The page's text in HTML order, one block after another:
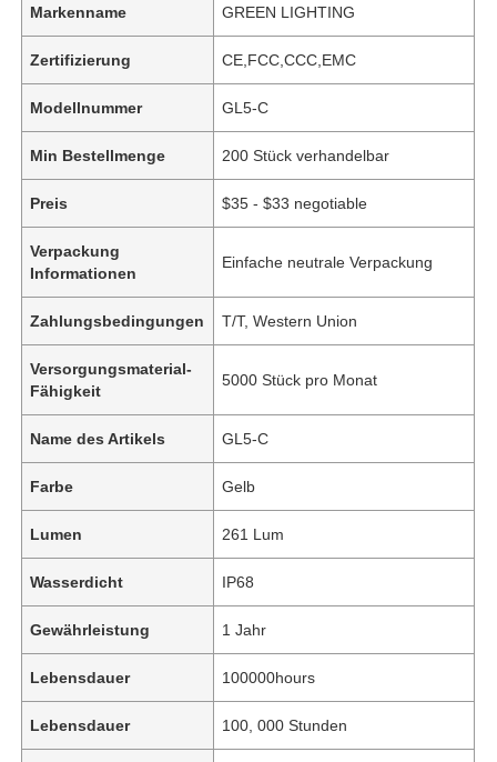
Markenname GREEN LIGHTING
Zertifizierung CE,FCC,CCC,EMC
Modellnummer GL5-C
Min Bestellmenge 200 Stück verhandelbar
Preis $35 - $33 negotiable
Verpackung
Informationen
Einfache neutrale Verpackung
Zahlungsbedingungen T/T, Western Union
Versorgungsmaterial-
Fähigkeit
5000 Stück pro Monat
Name des Artikels GL5-C
Farbe Gelb
Lumen 261 Lum
Wasserdicht IP68
Gewährleistung 1 Jahr
Lebensdauer 100000hours
Lebensdauer 100, 000 Stunden